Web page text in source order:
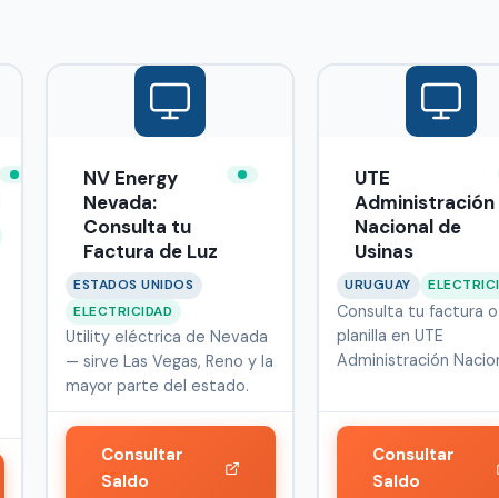
NV Energy
Nevada:
Consulta tu
Factura de Luz
ESTADOS UNIDOS
ELECTRICIDAD
Utility eléctrica de Nevada
— sirve Las Vegas, Reno y la
mayor parte del estado.
Consultar
Saldo
UTE
Administración
Nacional de
Usinas
URUGUAY
Consulta tu factura o
planilla en UTE
Administración
Consultar
Saldo